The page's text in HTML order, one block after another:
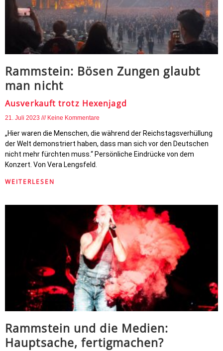
Rammstein: Bösen Zungen glaubt
man nicht
Ausverkauft trotz Hexenjagd
21. Juli 2023 Keine Kommentare
„Hier waren die Menschen, die während der Reichstagsverhüllung
der Welt demonstriert haben, dass man sich vor den Deutschen
nicht mehr fürchten muss.“ Persönliche Eindrücke von dem
Konzert. Von Vera Lengsfeld.
WEITERLESEN
Rammstein und die Medien:
Hauptsache, fertigmachen?